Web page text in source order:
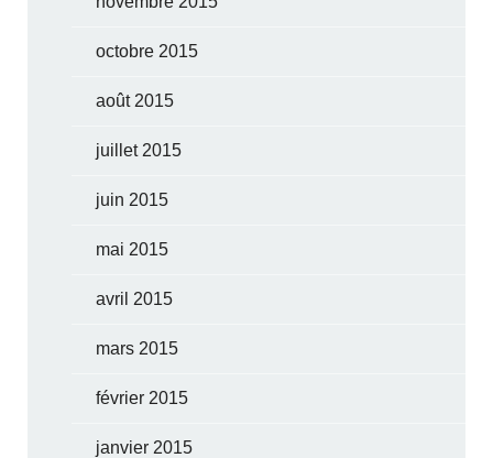
octobre 2015
août 2015
juillet 2015
juin 2015
mai 2015
avril 2015
mars 2015
février 2015
janvier 2015